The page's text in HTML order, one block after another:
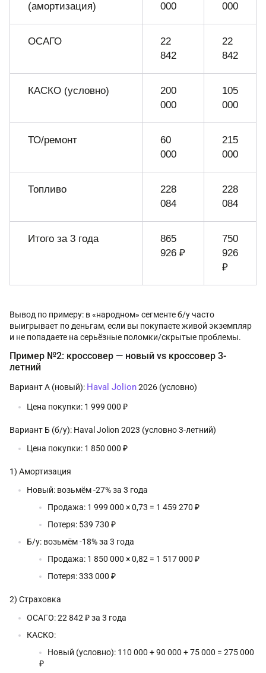
(амортизация)
000
000
ОСАГО
22
842
22
842
КАСКО (условно)
200
000
105
000
ТО/ремонт
60
000
215
000
Топливо
228
084
228
084
Итого за 3 года
865
926 ₽
750
926
₽
Вывод по примеру: в «народном» сегменте б/у часто
выигрывает по деньгам, если вы покупаете живой экземпляр
и не попадаете на серьёзные поломки/скрытые проблемы.
Пример №2: кроссовер — новый vs кроссовер 3-
летний
Вариант А (новый): Haval Jolion2026 (условно)
Цена покупки: 1 999 000 ₽
Вариант Б (б/у): Haval Jolion 2023 (условно 3-летний)
Цена покупки: 1 850 000 ₽
1) Амортизация
Новый: возьмём -27% за 3 года
Продажа: 1 999 000 × 0,73 = 1 459 270 ₽
Потеря: 539 730 ₽
Б/у: возьмём -18% за 3 года
Продажа: 1 850 000 × 0,82 = 1 517 000 ₽
Потеря: 333 000 ₽
2) Страховка
ОСАГО: 22 842 ₽ за 3 года
КАСКО:
Новый (условно): 110 000 + 90 000 + 75 000 = 275 000
₽